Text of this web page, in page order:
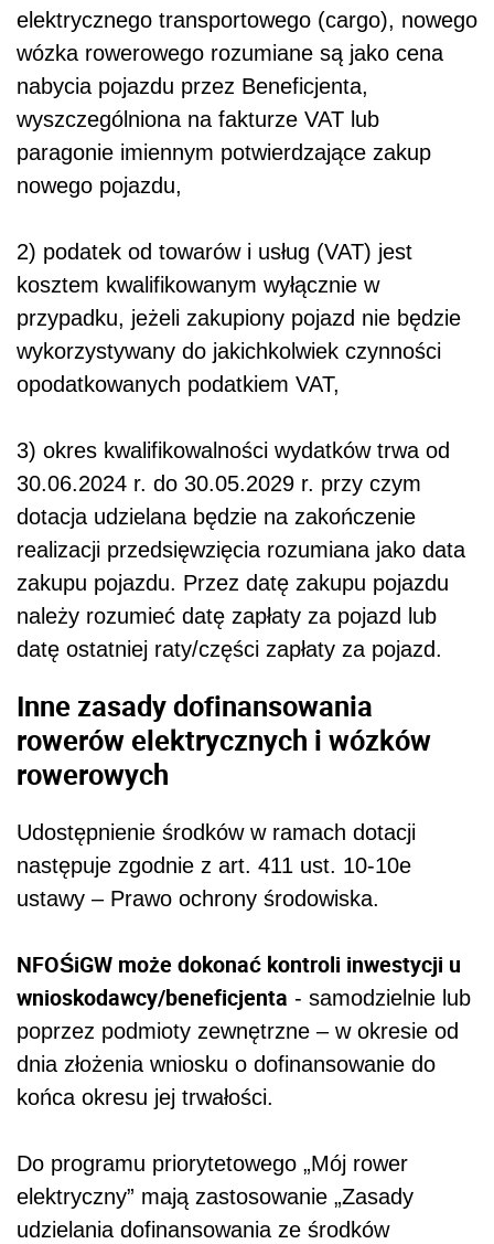
elektrycznego transportowego (cargo), nowego
wózka rowerowego rozumiane są jako cena
nabycia pojazdu przez Beneficjenta,
wyszczególniona na fakturze VAT lub
paragonie imiennym potwierdzające zakup
nowego pojazdu,
2) podatek od towarów i usług (VAT) jest
kosztem kwalifikowanym wyłącznie w
przypadku, jeżeli zakupiony pojazd nie będzie
wykorzystywany do jakichkolwiek czynności
opodatkowanych podatkiem VAT,
3) okres kwalifikowalności wydatków trwa od
30.06.2024 r. do 30.05.2029 r. przy czym
dotacja udzielana będzie na zakończenie
realizacji przedsięwzięcia rozumiana jako data
zakupu pojazdu. Przez datę zakupu pojazdu
należy rozumieć datę zapłaty za pojazd lub
datę ostatniej raty/części zapłaty za pojazd.
Inne zasady dofinansowania
rowerów elektrycznych i wózków
rowerowych
Udostępnienie środków w ramach dotacji
następuje zgodnie z art. 411 ust. 10-10e
ustawy – Prawo ochrony środowiska.
NFOŚiGW może dokonać kontroli inwestycji u
wnioskodawcy/beneficjenta - samodzielnie lub
poprzez podmioty zewnętrzne – w okresie od
dnia złożenia wniosku o dofinansowanie do
końca okresu jej trwałości.
Do programu priorytetowego „Mój rower
elektryczny” mają zastosowanie „Zasady
udzielania dofinansowania ze środków